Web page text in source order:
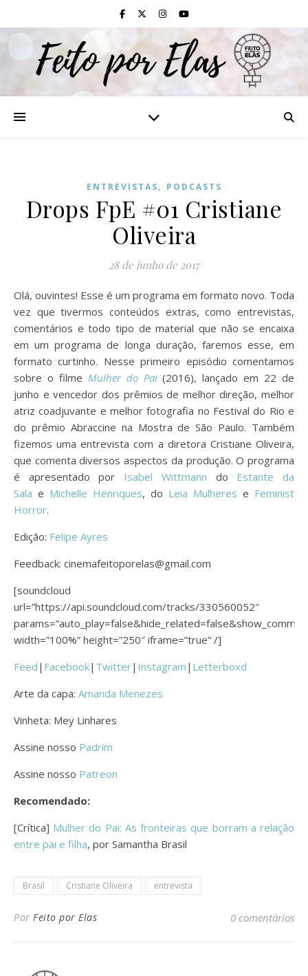
ENTREVISTAS, PODCASTS
Drops FpE #01 Cristiane
Oliveira
28 de junho de 2017
Olá, ouvintes! Esse é um programa em formato novo. Toda
vez que tivermos conteúdos extras, como entrevistas,
comentários e todo tipo de material que não se encaixa
em um programa de longa duração, faremos esse, em
formato curtinho. Nesse primeiro episódio comentamos
sobre o filme Mulher do Pai(2016), lançado em 22 de
junho e vencedor dos prêmios de melhor direção, melhor
atriz coadjuvante e melhor fotografia no Festival do Rio e
do prêmio Abraccine na Mostra de São Paulo. Também
fizemos uma entrevista com a diretora Cristiane Oliveira,
que comenta diversos aspectos da produção. O programa
é apresentado por Isabel Wittmann do Estante da
Sala e Michelle Henriques, do Leia Mulheres e Feminist
Horror.
Edição: Felipe Ayres
Feedback: cinemafeitoporelas@gmail.com
[soundcloud
url=”https://api.soundcloud.com/tracks/330560052″
width=”100%” height=”250″ iframe=”true” /]
Feed | Facebook| Twitter| Instagram | Letterboxd
Arte da capa: Amanda Menezes
Vinheta: Mey Linhares
Assine nosso Padrim
Assine nosso Patreon
Recomendado:
[Crítica] Mulher do Pai: As fronteiras que borram a relação
entre pai e filha, por Samantha Brasil
Brasil Cristiane Oliveira entrevista
Por Feito por Elas 0 comentários